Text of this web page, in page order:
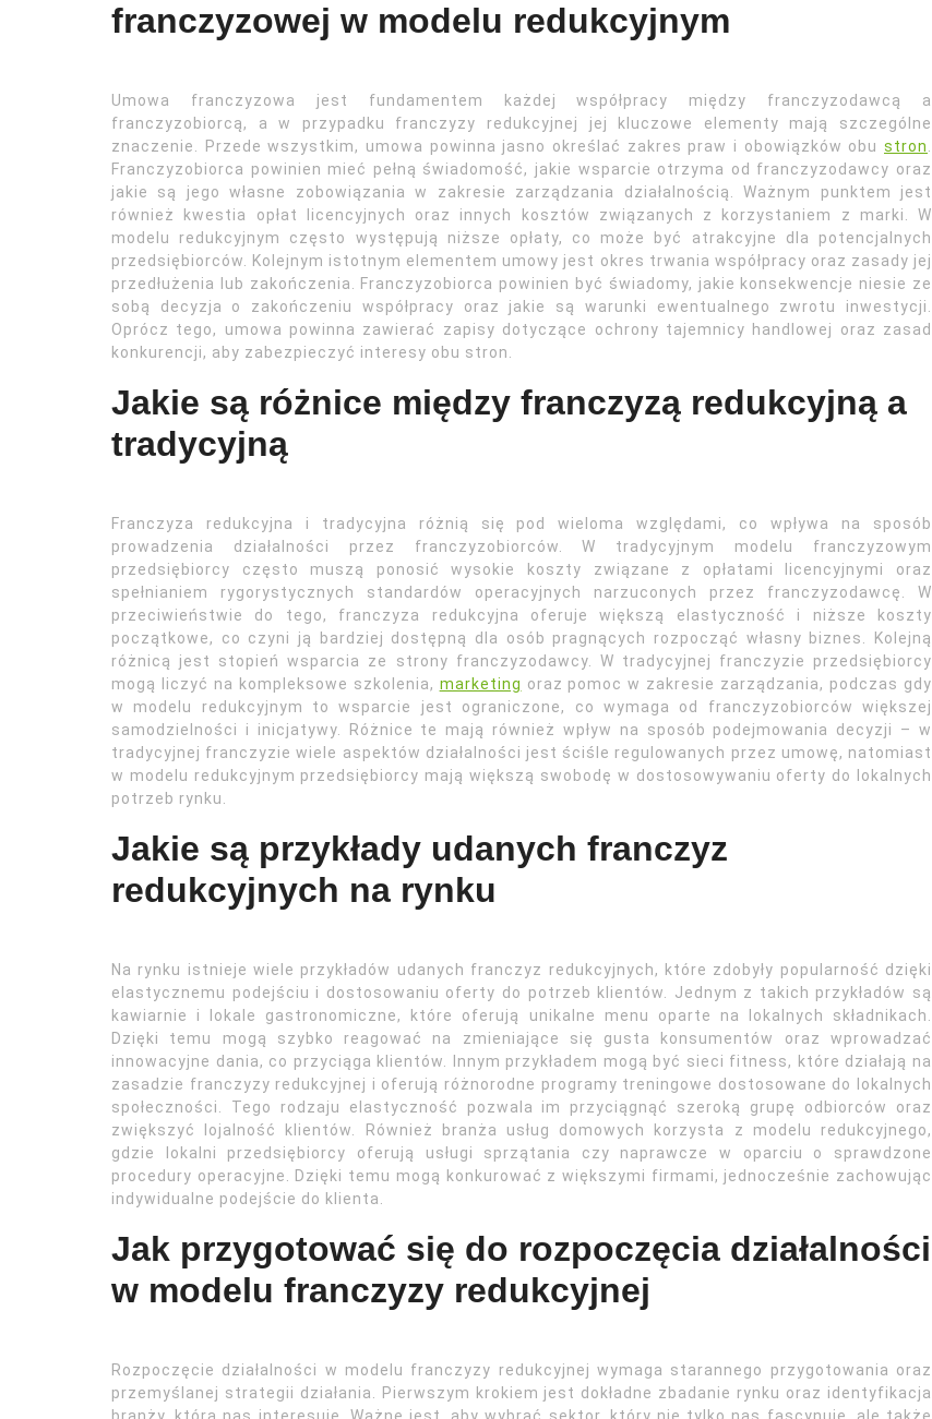
franczyzowej w modelu redukcyjnym
Umowa franczyzowa jest fundamentem każdej współpracy między franczyzodawcą a
franczyzobiorcą, a w przypadku franczyzy redukcyjnej jej kluczowe elementy mają szczególne
znaczenie. Przede wszystkim, umowa powinna jasno określać zakres praw i obowiązków obu stron
Franczyzobiorca powinien mieć pełną świadomość, jakie wsparcie otrzyma od franczyzodawcy oraz
jakie są jego własne zobowiązania w zakresie zarządzania działalnością. Ważnym punktem jest
również kwestia opłat licencyjnych oraz innych kosztów związanych z korzystaniem z marki. W
modelu redukcyjnym często występują niższe opłaty, co może być atrakcyjne dla potencjalnych
przedsiębiorców. Kolejnym istotnym elementem umowy jest okres trwania współpracy oraz zasady jej
przedłużenia lub zakończenia. Franczyzobiorca powinien być świadomy, jakie konsekwencje niesie ze
sobą decyzja o zakończeniu współpracy oraz jakie są warunki ewentualnego zwrotu inwestycji.
Oprócz tego, umowa powinna zawierać zapisy dotyczące ochrony tajemnicy handlowej oraz zasad
konkurencji, aby zabezpieczyć interesy obu stron.
Jakie są różnice między franczyzą redukcyjną a
tradycyjną
Franczyza redukcyjna i tradycyjna różnią się pod wieloma względami, co wpływa na sposób
prowadzenia działalności przez franczyzobiorców. W tradycyjnym modelu franczyzowym
przedsiębiorcy często muszą ponosić wysokie koszty związane z opłatami licencyjnymi oraz
spełnianiem rygorystycznych standardów operacyjnych narzuconych przez franczyzodawcę. W
przeciwieństwie do tego, franczyza redukcyjna oferuje większą elastyczność i niższe koszty
początkowe, co czyni ją bardziej dostępną dla osób pragnących rozpocząć własny biznes. Kolejną
różnicą jest stopień wsparcia ze strony franczyzodawcy. W tradycyjnej franczyzie przedsiębiorcy
mogą liczyć na kompleksowe szkolenia, marketing oraz pomoc w zakresie zarządzania, podczas gdy
w modelu redukcyjnym to wsparcie jest ograniczone, co wymaga od franczyzobiorców większej
samodzielności i inicjatywy. Różnice te mają również wpływ na sposób podejmowania decyzji – w
tradycyjnej franczyzie wiele aspektów działalności jest ściśle regulowanych przez umowę, natomiast
w modelu redukcyjnym przedsiębiorcy mają większą swobodę w dostosowywaniu oferty do lokalnych
potrzeb rynku.
Jakie są przykłady udanych franczyz
redukcyjnych na rynku
Na rynku istnieje wiele przykładów udanych franczyz redukcyjnych, które zdobyły popularność dzięki
elastycznemu podejściu i dostosowaniu oferty do potrzeb klientów. Jednym z takich przykładów są
kawiarnie i lokale gastronomiczne, które oferują unikalne menu oparte na lokalnych składnikach.
Dzięki temu mogą szybko reagować na zmieniające się gusta konsumentów oraz wprowadzać
innowacyjne dania, co przyciąga klientów. Innym przykładem mogą być sieci fitness, które działają na
zasadzie franczyzy redukcyjnej i oferują różnorodne programy treningowe dostosowane do lokalnych
społeczności. Tego rodzaju elastyczność pozwala im przyciągnąć szeroką grupę odbiorców oraz
zwiększyć lojalność klientów. Również branża usług domowych korzysta z modelu redukcyjnego,
gdzie lokalni przedsiębiorcy oferują usługi sprzątania czy naprawcze w oparciu o sprawdzone
procedury operacyjne. Dzięki temu mogą konkurować z większymi firmami, jednocześnie zachowując
indywidualne podejście do klienta.
Jak przygotować się do rozpoczęcia działalności
w modelu franczyzy redukcyjnej
Rozpoczęcie działalności w modelu franczyzy redukcyjnej wymaga starannego przygotowania oraz
przemyślanej strategii działania. Pierwszym krokiem jest dokładne zbadanie rynku oraz identyfikacja